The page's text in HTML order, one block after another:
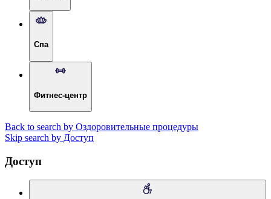
Спа
Фитнес-центр
Back to search by Оздоровительные процедуры
Skip search by Доступ
Доступ